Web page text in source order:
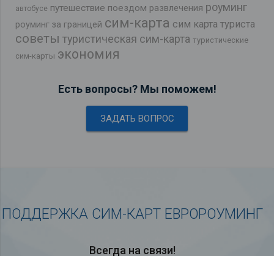
автобусе путешествие поездом развлечения роуминг
роуминг за границей сим-карта сим карта туриста
советы туристическая сим-карта туристические
сим-карты экономия
Есть вопросы? Мы поможем!
ЗАДАТЬ ВОПРОС
ПОДДЕРЖКА СИМ-КАРТ ЕВРОРОУМИНГ
Всегда на связи!